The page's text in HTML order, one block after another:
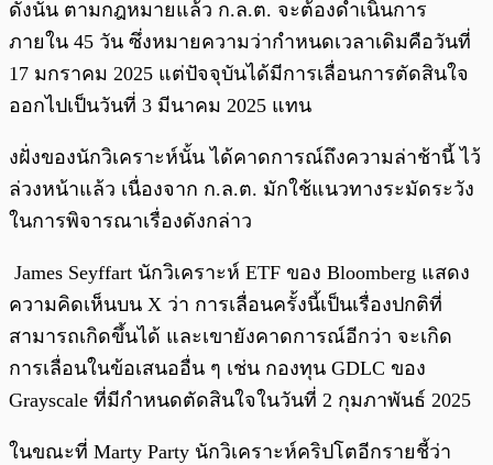
ดังนั้น ตามกฎหมายแล้ว ก.ล.ต. จะต้องดำเนินการ
ภายใน 45 วัน ซึ่งหมายความว่ากำหนดเวลาเดิมคือวันที่
17 มกราคม 2025 แต่ปัจจุบันได้มีการเลื่อนการตัดสินใจ
ออกไปเป็นวันที่ 3 มีนาคม 2025 แทน
งฝั่งของนักวิเคราะห์นั้น ได้คาดการณ์ถึงความล่าช้านี้ ไว้
ล่วงหน้าแล้ว เนื่องจาก ก.ล.ต. มักใช้แนวทางระมัดระวัง
ในการพิจารณาเรื่องดังกล่าว
James Seyffart นักวิเคราะห์ ETF ของ Bloomberg แสดง
ความคิดเห็นบน X ว่า การเลื่อนครั้งนี้เป็นเรื่องปกติที่
สามารถเกิดขึ้นได้ และเขายังคาดการณ์อีกว่า จะเกิด
การเลื่อนในข้อเสนออื่น ๆ เช่น กองทุน GDLC ของ
Grayscale ที่มีกำหนดตัดสินใจในวันที่ 2 กุมภาพันธ์ 2025
ในขณะที่ Marty Party นักวิเคราะห์คริปโตอีกรายชี้ว่า